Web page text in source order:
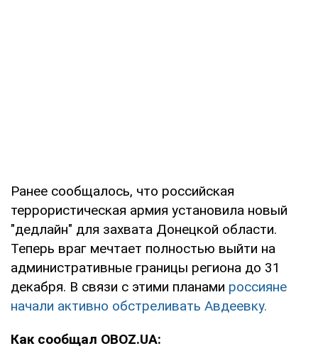
Ранее сообщалось, что российская
террористическая армия установила новый
"дедлайн" для захвата Донецкой области.
Теперь враг мечтает полностью выйти на
административные границы региона до 31
декабря. В связи с этими планами россияне
начали активно обстреливать Авдеевку.
Как сообщал OBOZ.UA: